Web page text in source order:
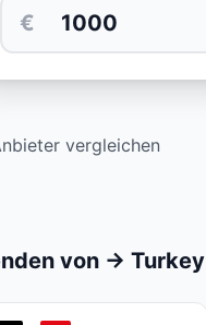
€
vergleichen
von → Turkey